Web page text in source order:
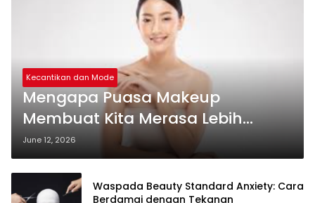
Kecantikan dan Mode
Mengapa Puasa Makeup
Membuat Kita Merasa Lebih
Percaya Diri
June 12, 2026
Waspada Beauty Standard Anxiety: Cara
Berdamai dengan Tekanan